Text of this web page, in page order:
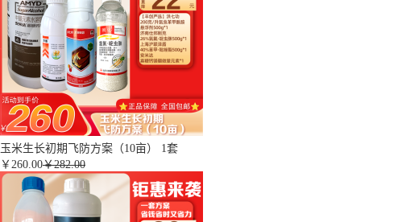
玉米生长初期飞防方案（10亩） 1套
￥ 260.00￥282.00